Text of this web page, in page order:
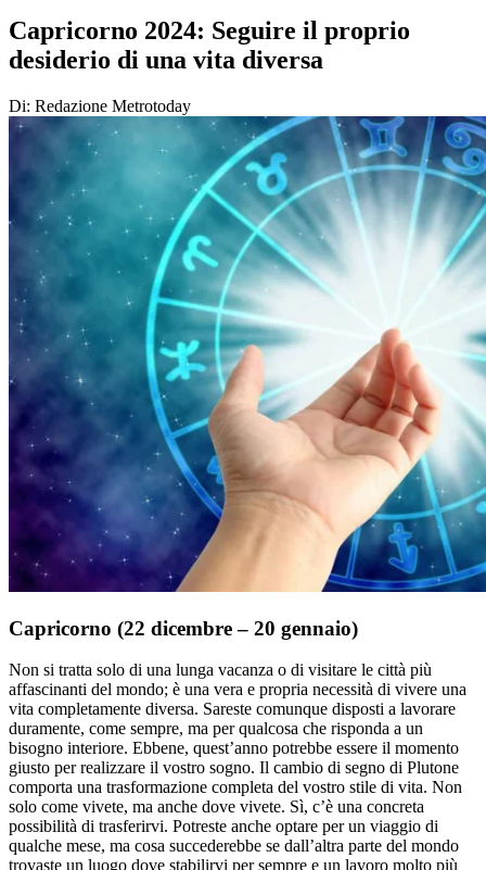
Capricorno 2024: Seguire il proprio
desiderio di una vita diversa
Di: Redazione Metrotoday
Capricorno (22 dicembre – 20 gennaio)
Non si tratta solo di una lunga vacanza o di visitare le città più
affascinanti del mondo; è una vera e propria necessità di vivere una
vita completamente diversa. Sareste comunque disposti a lavorare
duramente, come sempre, ma per qualcosa che risponda a un
bisogno interiore. Ebbene, quest’anno potrebbe essere il momento
giusto per realizzare il vostro sogno. Il cambio di segno di Plutone
comporta una trasformazione completa del vostro stile di vita. Non
solo come vivete, ma anche dove vivete. Sì, c’è una concreta
possibilità di trasferirvi. Potreste anche optare per un viaggio di
qualche mese, ma cosa succederebbe se dall’altra parte del mondo
trovaste un luogo dove stabilirvi per sempre e un lavoro molto più